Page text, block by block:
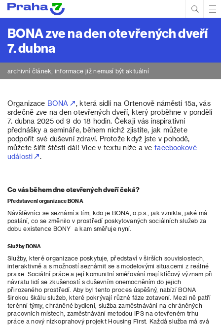
BONA zve na den otevřených dveří
7. dubna
archivní článek, informace již nemusí být aktuální
Organizace BONA
, která sídlí na Ortenově náměstí 15a, vás
srdečně zve na den otevřených dveří, který proběhne v pondělí
7. dubna 2025 od 9 do 18 hodin. Čekají vás inspirativní
přednášky a semináře, během nichž zjistíte, jak můžete
podpořit své duševní zdraví. Protože když jste v pohodě,
můžete šířit štěstí dál! Více v textu níže a vefacebookové
události
.
Co vás během dne otevřených dveří čeká?
Představení organizace BONA
Návštěvníci se seznámí s tím, kdo je BONA, o.p.s., jak vznikla, jaké má
poslání, co se změnilo v prostředí poskytovaných sociálních služeb za
dobu existence BONY a kam směřuje nyní.
Služby BONA
Služby, které organizace poskytuje, představí v širších souvislostech,
interaktivně a s možností seznámit se s modelovými situacemi z reálné
praxe. Sociální práce a její komunitní směřování mají klíčový význam při
návratu lidí se zkušeností s duševním onemocněním do jejich
přirozeného prostředí. Aby byl tento proces úspěšný, nabízí BONA
širokou škálu služeb, které pokrývají různé fáze zotavení. Mezi ně patří
terénní týmy, chráněné bydlení, služba zaměstnávání na chráněných
pracovních místech, zaměstnávání metodou IPS na otevřeném trhu
práce a nový nízkoprahový projekt Housing First. Každá služba má svá